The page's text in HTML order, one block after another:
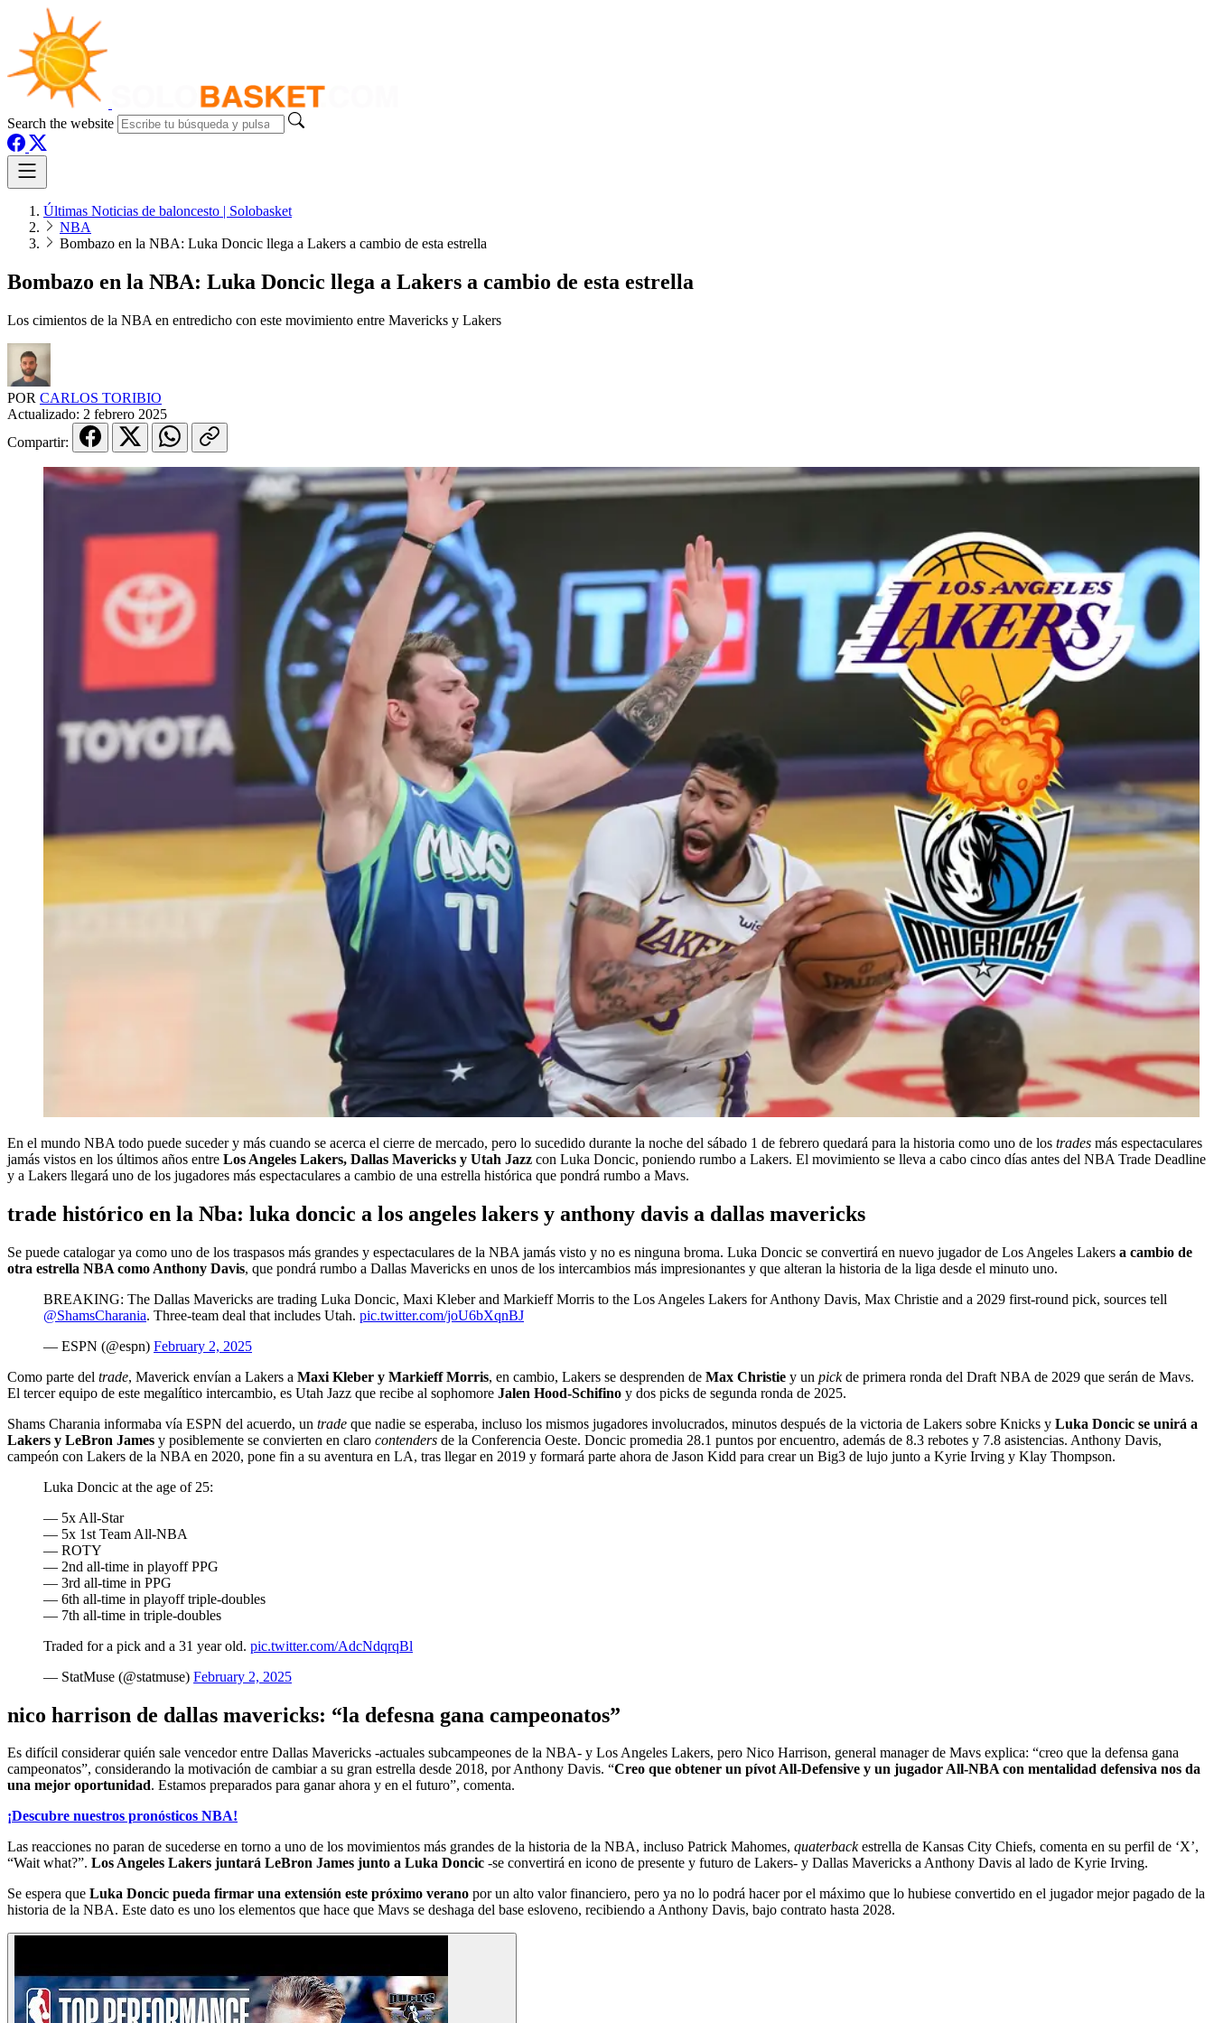
Search the website
Últimas Noticias de baloncesto | Solobasket
NBA
Bombazo en la NBA: Luka Doncic llega a Lakers a cambio de esta estrella
Bombazo en la NBA: Luka Doncic llega a Lakers a cambio de esta estrella
Los cimientos de la NBA en entredicho con este movimiento entre Mavericks y Lakers
POR CARLOS TORIBIO
Actualizado: 2 febrero 2025
Compartir:
En el mundo NBA todo puede suceder y más cuando se acerca el cierre de mercado, pero lo sucedido durante la noche del sábado 1 de febrero quedará para la historia como uno de los trades más espectaculares
jamás vistos en los últimos años entre Los Angeles Lakers, Dallas Mavericks y Utah Jazz con Luka Doncic, poniendo rumbo a Lakers. El movimiento se lleva a cabo cinco días antes del NBA Trade Deadline
y a Lakers llegará uno de los jugadores más espectaculares a cambio de una estrella histórica que pondrá rumbo a Mavs.
trade histórico en la Nba: luka doncic a los angeles lakers y anthony davis a dallas mavericks
Se puede catalogar ya como uno de los traspasos más grandes y espectaculares de la NBA jamás visto y no es ninguna broma. Luka Doncic se convertirá en nuevo jugador de Los Angeles Lakers a cambio de
otra estrella NBA como Anthony Davis, que pondrá rumbo a Dallas Mavericks en unos de los intercambios más impresionantes y que alteran la historia de la liga desde el minuto uno.
BREAKING: The Dallas Mavericks are trading Luka Doncic, Maxi Kleber and Markieff Morris to the Los Angeles Lakers for Anthony Davis, Max Christie and a 2029 first-round pick, sources tell
@ShamsCharania. Three-team deal that includes Utah. pic.twitter.com/joU6bXqnBJ
— ESPN (@espn) February 2, 2025
Como parte del trade, Maverick envían a Lakers a Maxi Kleber y Markieff Morris, en cambio, Lakers se desprenden de Max Christie y un pickde primera ronda del Draft NBA de 2029 que serán de Mavs.
El tercer equipo de este megalítico intercambio, es Utah Jazz que recibe al sophomore Jalen Hood-Schifino y dos picks de segunda ronda de 2025.
Shams Charania informaba vía ESPN del acuerdo, un trade que nadie se esperaba, incluso los mismos jugadores involucrados, minutos después de la victoria de Lakers sobre Knicks y Luka Doncic se unirá a
Lakers y LeBron James y posiblemente se convierten en claro contenders de la Conferencia Oeste. Doncic promedia 28.1 puntos por encuentro, además de 8.3 rebotes y 7.8 asistencias. Anthony Davis,
campeón con Lakers de la NBA en 2020, pone fin a su aventura en LA, tras llegar en 2019 y formará parte ahora de Jason Kidd para crear un Big3 de lujo junto a Kyrie Irving y Klay Thompson.
Luka Doncic at the age of 25:
— 5x All-Star
— 5x 1st Team All-NBA
— ROTY
— 2nd all-time in playoff PPG
— 3rd all-time in PPG
— 6th all-time in playoff triple-doubles
— 7th all-time in triple-doubles
Traded for a pick and a 31 year old. pic.twitter.com/AdcNdqrqBl
— StatMuse (@statmuse) February 2, 2025
nico harrison de dallas mavericks: “la defesna gana campeonatos”
Es difícil considerar quién sale vencedor entre Dallas Mavericks -actuales subcampeones de la NBA- y Los Angeles Lakers, pero Nico Harrison, general manager de Mavs explica: “creo que la defensa gana
campeonatos”, considerando la motivación de cambiar a su gran estrella desde 2018, por Anthony Davis. “Creo que obtener un pívot All-Defensive y un jugador All-NBA con mentalidad defensiva nos da
una mejor oportunidad. Estamos preparados para ganar ahora y en el futuro”, comenta.
¡Descubre nuestros pronósticos NBA!
Las reacciones no paran de sucederse en torno a uno de los movimientos más grandes de la historia de la NBA, incluso Patrick Mahomes, quaterbackestrella de Kansas City Chiefs, comenta en su perfil de ‘X’,
“Wait what?”. Los Angeles Lakers juntará LeBron James junto a Luka Doncic -se convertirá en icono de presente y futuro de Lakers- y Dallas Mavericks a Anthony Davis al lado de Kyrie Irving.
Se espera que Luka Doncic pueda firmar una extensión este próximo verano por un alto valor financiero, pero ya no lo podrá hacer por el máximo que lo hubiese convertido en el jugador mejor pagado de la
historia de la NBA. Este dato es uno los elementos que hace que Mavs se deshaga del base esloveno, recibiendo a Anthony Davis, bajo contrato hasta 2028.